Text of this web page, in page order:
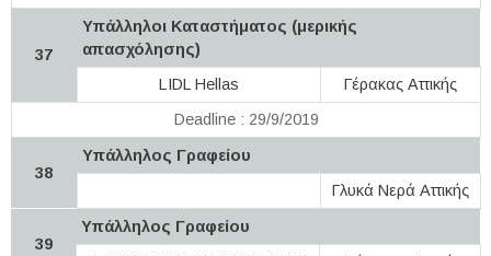
37
Υπάλληλοι Καταστήματος (μερικής
απασχόλησης)
LIDL Hellas
Γέρακας Αττικής
Deadline : 29/9/2019
38
Υπάλληλος Γραφείου
Γλυκά Νερά Αττικής
39
Υπάλληλος Γραφείου